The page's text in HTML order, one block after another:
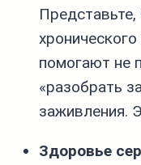
Представьте,
помогают не
«разобрать
заживления.
Здоровье